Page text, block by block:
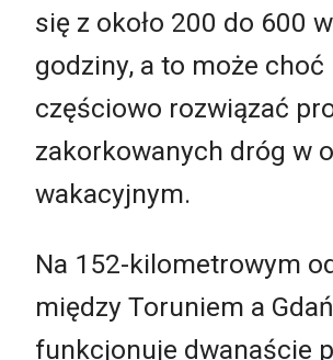
się z około 200 do 600
godziny, a to może choć
częściowo rozwiązać
zakorkowanych dróg w
wakacyjnym.
Na 152-kilometrowym
między Toruniem a
funkcjonuje dwanaście